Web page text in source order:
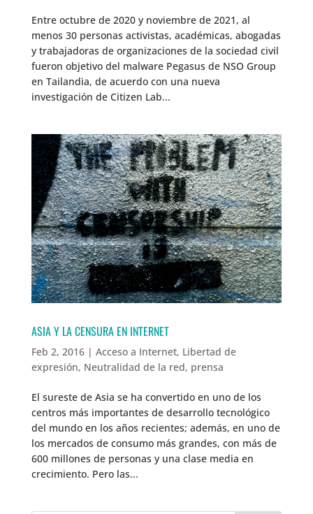
Entre octubre de 2020 y noviembre de 2021, al
menos 30 personas activistas, académicas, abogadas
y trabajadoras de organizaciones de la sociedad civil
fueron objetivo del malware Pegasus de NSO Group
en Tailandia, de acuerdo con una nueva
investigación de Citizen Lab...
ASIA Y LA CENSURA EN INTERNET
Feb 2, 2016| Acceso a Internet, Libertad de
expresión, Neutralidad de la red, prensa
El sureste de Asia se ha convertido en uno de los
centros más importantes de desarrollo tecnológico
del mundo en los años recientes; además, en uno de
los mercados de consumo más grandes, con más de
600 millones de personas y una clase media en
crecimiento. Pero las...